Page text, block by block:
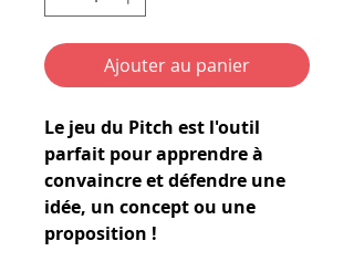
Ajouter au panier
Le jeu du Pitch est l'outil
parfait pour apprendre à
convaincre et défendre une
idée, un concept ou une
proposition !